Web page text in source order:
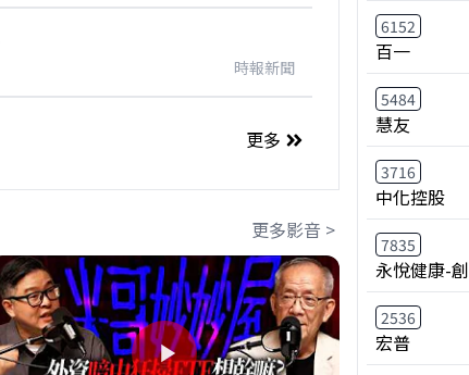
時報新聞
更多
更多影音 >
6152
百一
5484
慧友
3716
中化控股
7835
永悅健康-創
2536
宏普